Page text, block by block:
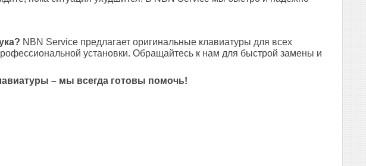
NBN Service предлагает оригинальные клавиатуры для всех
установки. Обращайтесь к нам для быстрой замены и
– мы всегда готовы помочь!